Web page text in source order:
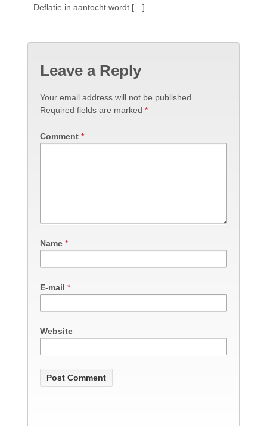
Deflatie in aantocht wordt […]
Leave a Reply
Your email address will not be published.
Required fields are marked *
Comment *
Name *
E-mail *
Website